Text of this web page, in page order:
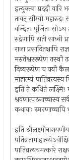
इत्युक्त्वा प्रददौ
तावत् सौम्यो महारुद्रः
वन्दितः पूजितः सोऽथ
रुद्रेणापि सती साध्वी
राजा प्रसादितश्चापि
मरुत्तेश्वररूपेण तस्थौ
दिव्यरूपेण च ययौ
माहात्म्यं पातिव्रत्यस्य
इति ते कथितं लक्ष्मि!
श्रवणात्पठनाच्चास्य
कथायाः
इति
पातिव्रत्यचमत्कारे